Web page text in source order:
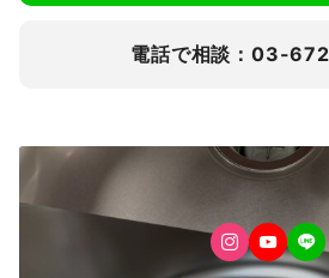
電話で相談：03-